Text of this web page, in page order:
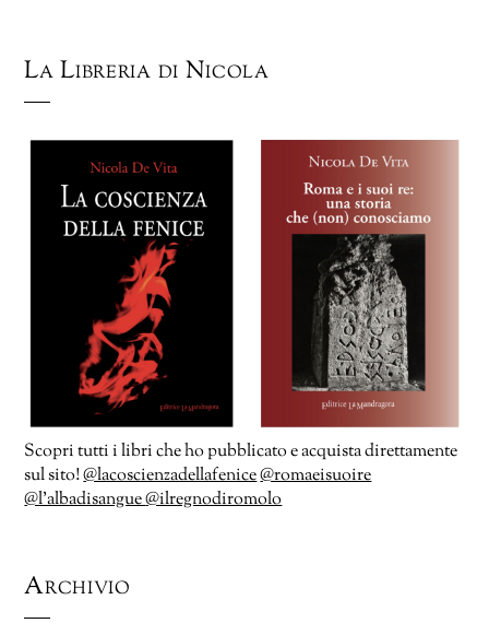
La Libreria di Nicola
Scopri tutti i libri che ho pubblicato e acquista direttamente
sul sito!@lacoscienzadellafenice@romaeisuoire
@l’albadisangue@ilregnodiromolo
Archivio